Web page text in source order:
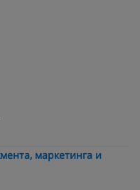
маркетинга и